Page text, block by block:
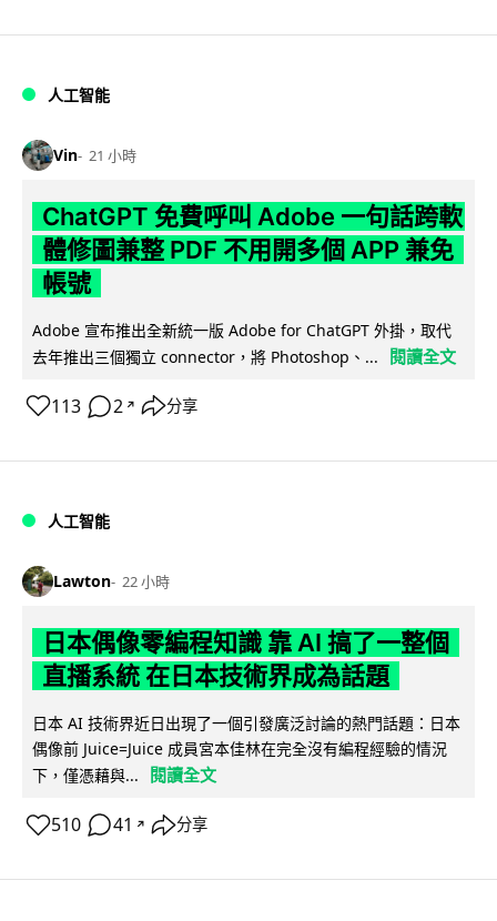
人工智能
Vin 21 小時
ChatGPT 免費呼叫 Adobe 一句話跨軟
體修圖兼整 PDF 不用開多個 APP 兼免
帳號
Adobe 宣布推出全新統一版 Adobe for ChatGPT 外掛，取代
去年推出三個獨立 connector，將 Photoshop、...
閱讀全文
113 2 ↗ 分享
人工智能
Lawton 22 小時
日本偶像零編程知識 靠 AI 搞了一整個
直播系統 在日本技術界成為話題
日本 AI 技術界近日出現了一個引發廣泛討論的熱門話題：日本
偶像前 Juice=Juice 成員宮本佳林在完全沒有編程經驗的情況
下，僅憑藉與...
閱讀全文
510 41 ↗ 分享